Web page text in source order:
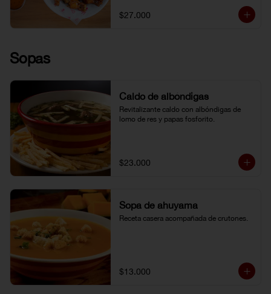
$27.000
Sopas
Caldo de albóndigas
Revitalizante caldo con albóndigas de
lomo de res y papas fosforito.
$23.000
Sopa de ahuyama
Receta casera acompañada de crutones.
$13.000